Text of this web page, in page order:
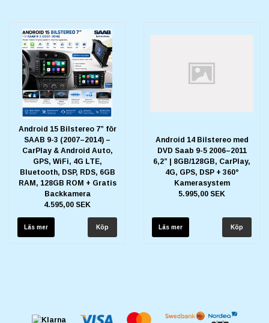
Android 15 Bilstereo 7” för
SAAB 9-3 (2007–2014) –
CarPlay & Android Auto,
GPS, WiFi, 4G LTE,
Bluetooth, DSP, RDS, 6GB
RAM, 128GB ROM + Gratis
Backkamera
4.595,00 SEK
Läs mer
Android 14 Bilstereo med
DVD Saab 9-5 2006–2011
6,2” | 8GB/128GB, CarPlay,
4G, GPS, DSP + 360°
Kamerasystem
5.995,00 SEK
Läs mer